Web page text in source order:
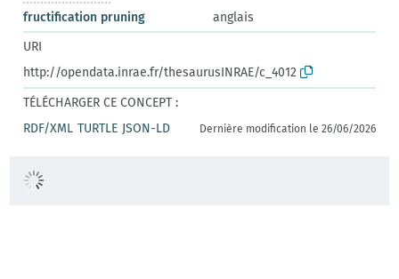
fructification pruning
anglais
URI
http://opendata.inrae.fr/thesaurusINRAE/c_4012
TÉLÉCHARGER CE CONCEPT :
RDF/XML TURTLE JSON-LD Dernière modification le 26/06/2026